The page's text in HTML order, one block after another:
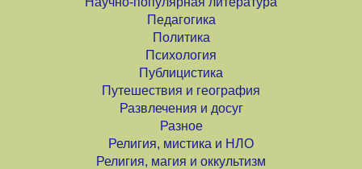
Педагогика
Политика
Психология
Публицистика
Путешествия и география
Развлечения и досуг
Разное
Религия, мистика и НЛО
Религия, магия и оккультизм